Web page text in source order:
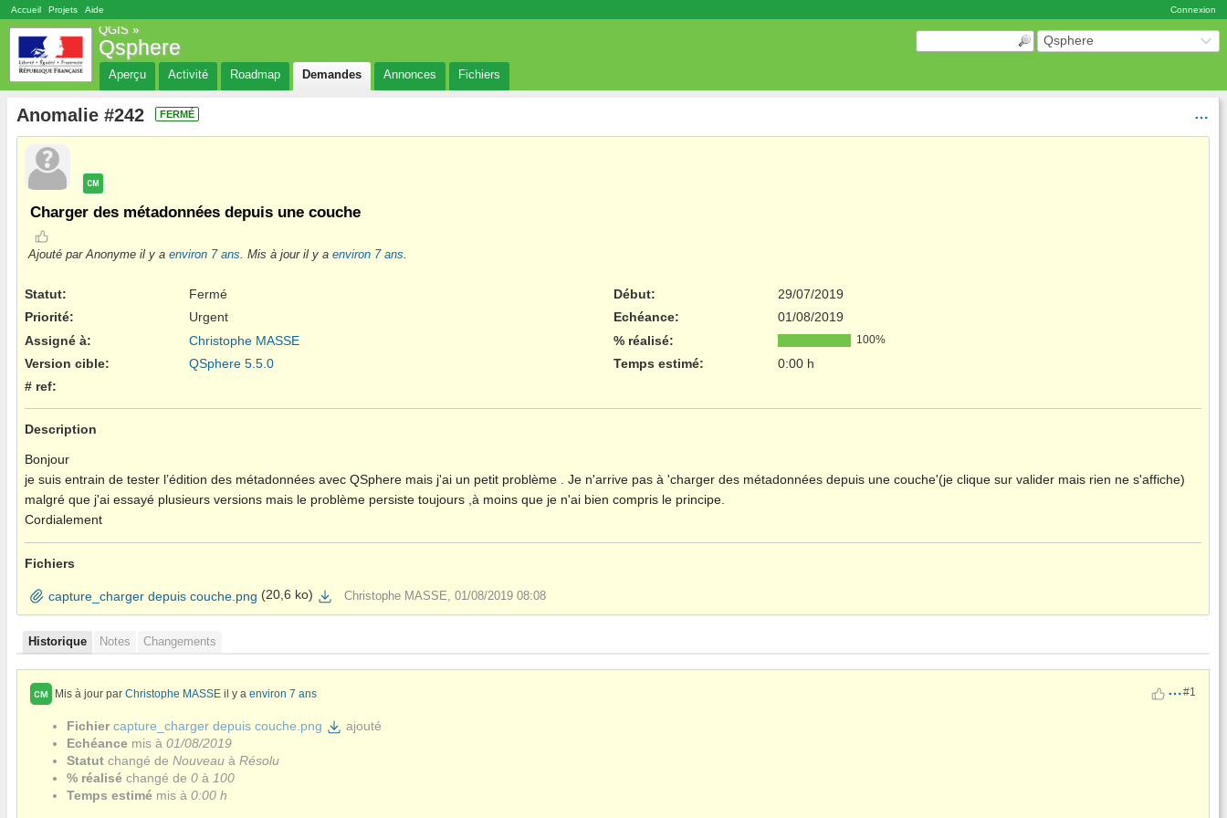
Connexion
Accueil Projets Aide
Qsphere
QGIS »
Qsphere
Aperçu Activité Roadmap Demandes Annonces Fichiers
Anomalie #242 FERMÉ
CM
Charger des métadonnées depuis une couche
Ajouté par Anonyme il y a environ 7 ans. Mis à jour il y a environ 7 ans.
Statut:
Fermé
Priorité:
Urgent
Assigné à:
Christophe MASSE
Version cible:
QSphere 5.5.0
Début:
29/07/2019
Echéance:
01/08/2019
% réalisé:
100%
Temps estimé:
0:00 h
# ref:
Description
Bonjour
je suis entrain de tester l’édition des métadonnées avec QSphere mais j'ai un petit problème . Je n'arrive pas à 'charger des métadonnées depuis une couche'(je clique sur valider mais rien ne s'affiche)
malgré que j'ai essayé plusieurs versions mais le problème persiste toujours ,à moins que je n'ai bien compris le principe.
Cordialement
Fichiers
capture_charger depuis couche.png (20,6 ko) Christophe MASSE, 01/08/2019 08:08
Historique Notes Changements
CM Mis à jour par Christophe MASSE il y a environ 7 ans #1
Fichier capture_charger depuis couche.png
ajouté
Echéance mis à 01/08/2019
Statut changé de Nouveau à Résolu
% réalisé changé de 0 à 100
Temps estimé mis à 0:00 h